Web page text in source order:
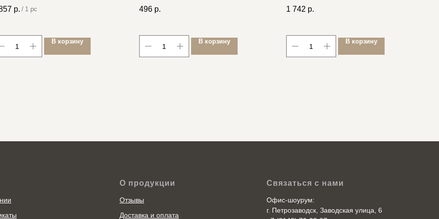
р. / 1 pc
В корзину
496 р.
В корзину
диммер, Li-Po 500mAh
1 742 р.
В корзину
О продукции
Отзывы
Доставка и оплата
Связаться с нами
Офис-шоурум:
г. Петрозаводск, Заводская улица, 6